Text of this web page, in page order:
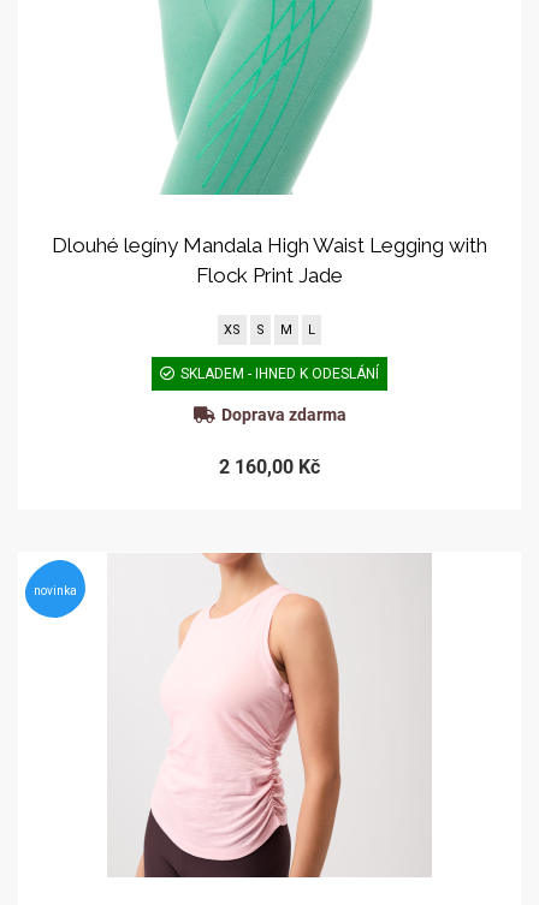
Dlouhé legíny Mandala High Waist Legging with
Flock Print Jade
XS S M L
SKLADEM - IHNED K ODESLÁNÍ
Doprava zdarma
2 160,00 Kč
novinka